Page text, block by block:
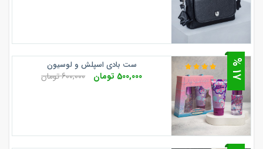
1
7
%
ست بادی اسپلش و لوسیون
500,000 تومان 600,000 تومان